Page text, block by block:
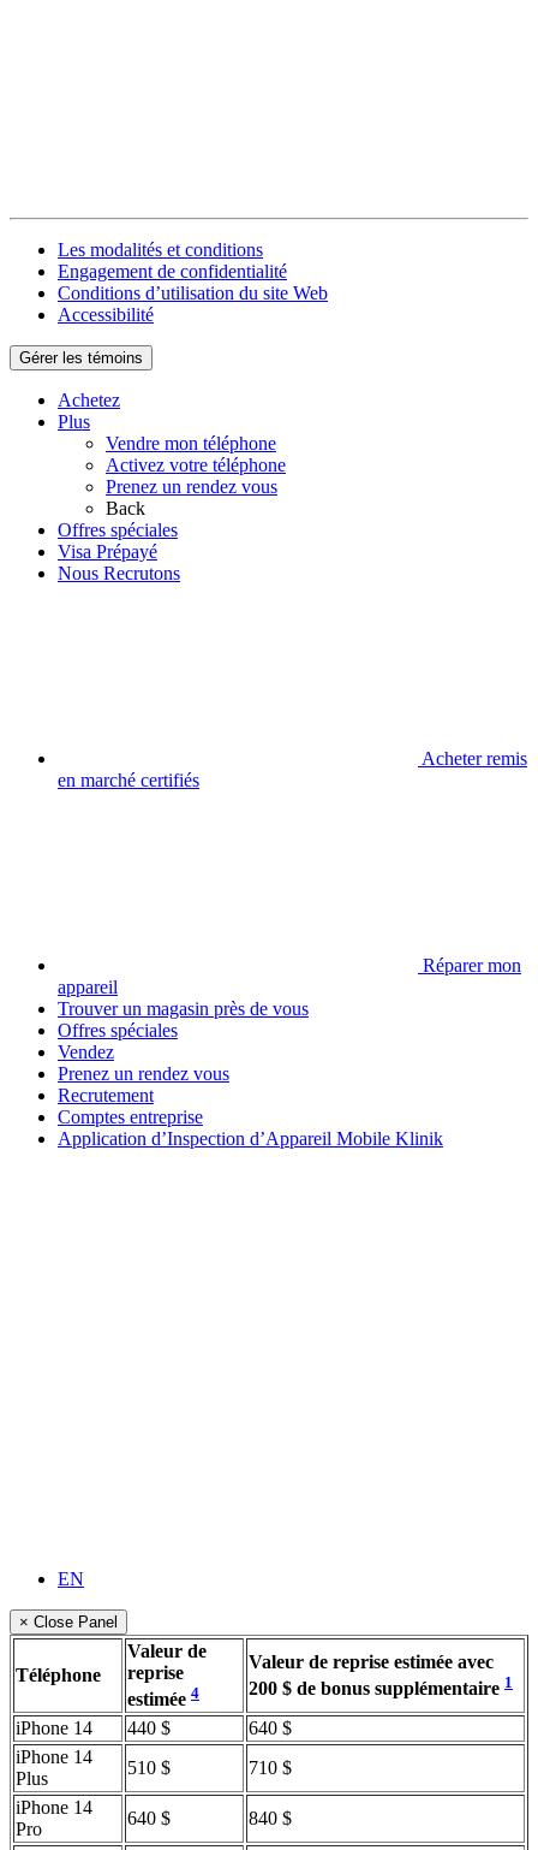
Les modalités et conditions
Engagement de confidentialité
Conditions d’utilisation du site Web
Accessibilité
Gérer les témoins
Achetez
Plus
Vendre mon téléphone
Activez votre téléphone
Prenez un rendez vous
Back
Offres spéciales
Visa Prépayé
Nous Recrutons
Acheter remis
en marché certifiés
Réparer mon
appareil
Trouver un magasin près de vous
Offres spéciales
Vendez
Prenez un rendez vous
Recrutement
Comptes entreprise
Application d’Inspection d’Appareil Mobile Klinik
EN
× Close Panel
Téléphone
Valeur de
reprise
estimée 4
Valeur de reprise estimée avec
200 $ de bonus supplémentaire 1
iPhone 14 440 $
640 $
iPhone 14
Plus
510 $
710 $
iPhone 14
Pro
640 $
840 $